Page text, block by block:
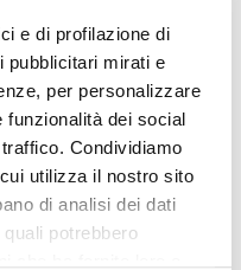
e di profilazione di
pubblicitari mirati e
per personalizzare
funzionalità dei social
Condividiamo
utilizza il nostro sito
di analisi dei dati
potrebbero
Automatico
ISC-FCM